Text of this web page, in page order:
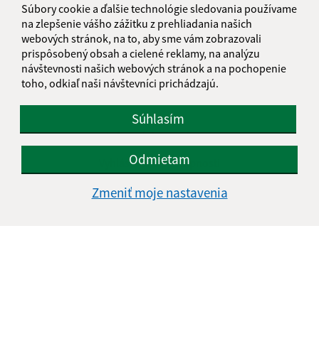
Súbory cookie a ďalšie technológie sledovania používame
na zlepšenie vášho zážitku z prehliadania našich
webových stránok, na to, aby sme vám zobrazovali
prispôsobený obsah a cielené reklamy, na analýzu
návštevnosti našich webových stránok a na pochopenie
toho, odkiaľ naši návštevníci prichádzajú.
Súhlasím
Odmietam
Zmeniť moje nastavenia
Informácie o stránke:
Vyhlásenie o prístupnosti
Ochrana osobných údajov